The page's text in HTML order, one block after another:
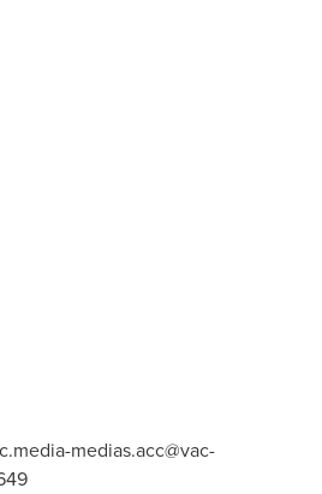
medias.acc@vac-